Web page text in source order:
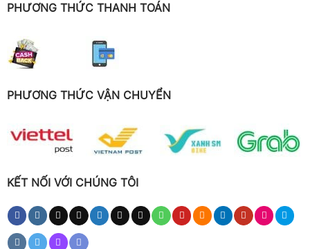
PHƯƠNG THỨC THANH TOÁN
PHƯƠNG THỨC VẬN CHUYỂN
KẾT NỐI VỚI CHÚNG TÔI